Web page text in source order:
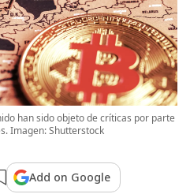
han sido objeto de críticas por parte
Imagen: Shutterstock
Add on Google